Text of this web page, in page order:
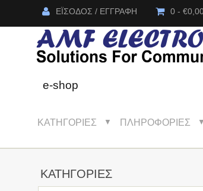
ΈΙΣΟΔΟΣ / ΕΓΓΡΑΦΉ 0 -
e-shop
ΚΑΤΗΓΟΡΊΕΣ ▼ ΠΛΗΡΟΦΟΡΊΕΣ ▼
ΚΑΤΗΓΟΡΊΕΣ